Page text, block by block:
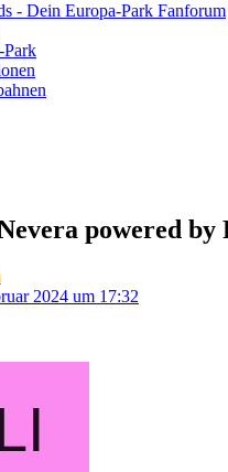
- Dein Europa-Park Fanforum
Park
powered by
2024 um 17:32